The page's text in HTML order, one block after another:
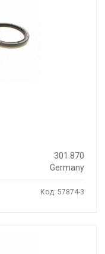
301.870
Germany
Код: 57874-3